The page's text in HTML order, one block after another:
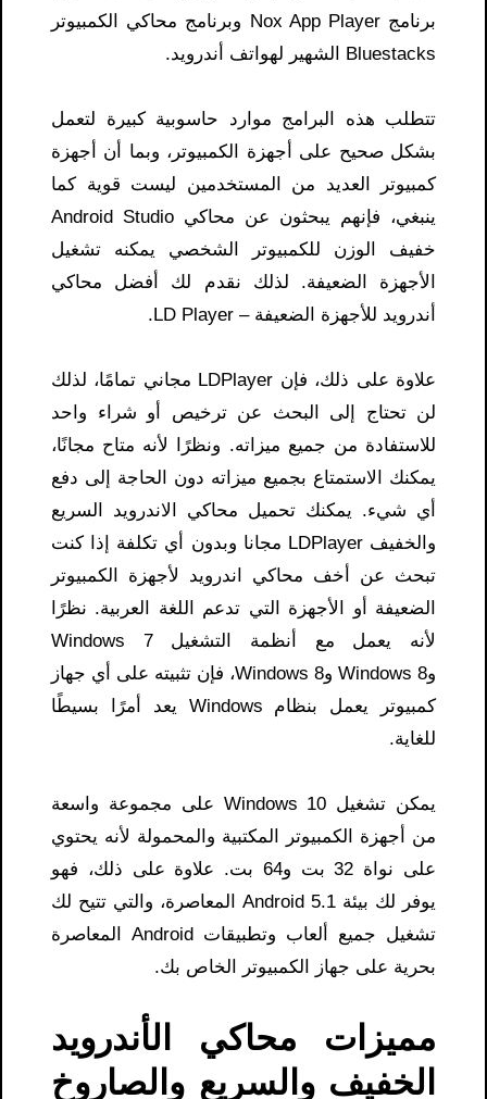
برنامج Nox App Player وبرنامج محاكي الكمبيوتر
Bluestacks الشهير لهواتف أندرويد.
تتطلب هذه البرامج موارد حاسوبية كبيرة لتعمل
بشكل صحيح على أجهزة الكمبيوتر، وبما أن أجهزة
كمبيوتر العديد من المستخدمين ليست قوية كما
ينبغي، فإنهم يبحثون عن محاكي Android Studio
خفيف الوزن للكمبيوتر الشخصي يمكنه تشغيل
الأجهزة الضعيفة. لذلك نقدم لك أفضل محاكي
أندرويد للأجهزة الضعيفة – LD Player.
علاوة على ذلك، فإن LDPlayer مجاني تمامًا، لذلك
لن تحتاج إلى البحث عن ترخيص أو شراء واحد
للاستفادة من جميع ميزاته. ونظرًا لأنه متاح مجانًا،
يمكنك الاستمتاع بجميع ميزاته دون الحاجة إلى دفع
أي شيء. يمكنك تحميل محاكي الاندرويد السريع
والخفيف LDPlayer مجانا وبدون أي تكلفة إذا كنت
تبحث عن أخف محاكي اندرويد لأجهزة الكمبيوتر
الضعيفة أو الأجهزة التي تدعم اللغة العربية. نظرًا
لأنه يعمل مع أنظمة التشغيل Windows 7
وWindows 8 وWindows 8، فإن تثبيته على أي جهاز
كمبيوتر يعمل بنظام Windows يعد أمرًا بسيطًا
للغاية.
يمكن تشغيل Windows 10 على مجموعة واسعة
من أجهزة الكمبيوتر المكتبية والمحمولة لأنه يحتوي
على نواة 32 بت و64 بت. علاوة على ذلك، فهو
يوفر لك بيئة Android 5.1 المعاصرة، والتي تتيح لك
تشغيل جميع ألعاب وتطبيقات Android المعاصرة
بحرية على جهاز الكمبيوتر الخاص بك.
مميزات محاكي الأندرويد
الخفيف والسريع والصاروخ